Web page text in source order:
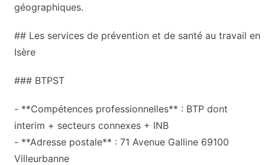
géographiques.
## Les services de prévention et de santé au travail en
Isère
### BTPST
- **Compétences professionnelles** : BTP dont
interim + secteurs connexes + INB
- **Adresse postale** : 71 Avenue Galline 69100
Villeurbanne